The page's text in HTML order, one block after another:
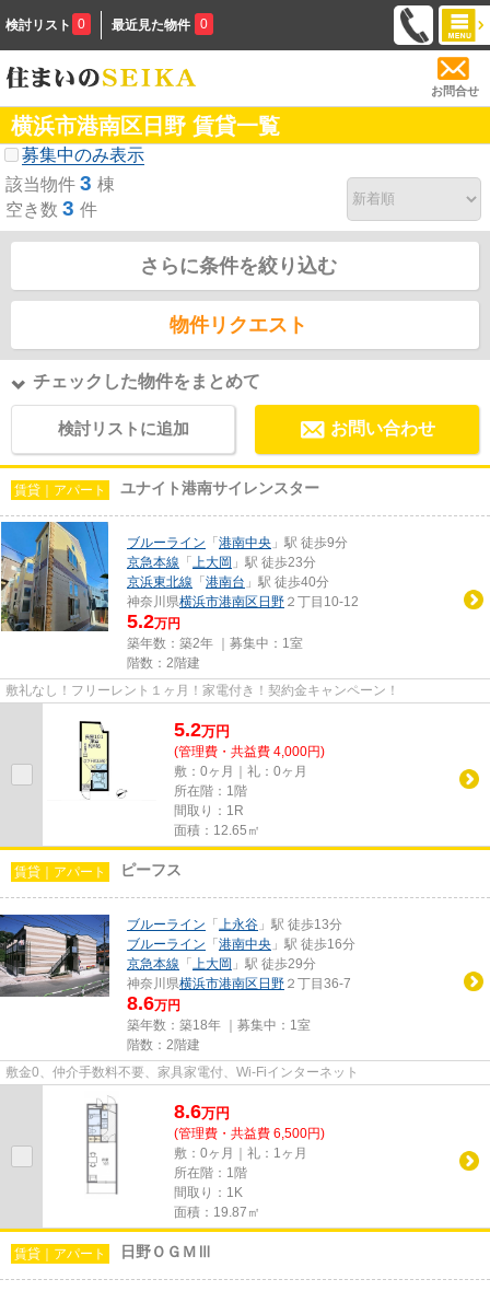
検討リスト 0 最近見た物件 0
お問合せ
横浜市港南区日野 賃貸一覧
募集中のみ表示
該当物件 3 棟
空き数 3 件
さらに条件を絞り込む
物件リクエスト
チェックした物件をまとめて
検討リストに追加 お問い合わせ
賃貸｜アパート ユナイト港南サイレンスター
ブルーライン 「 港南中央 」駅 徒歩9分
京急本線 「 上大岡 」駅 徒歩23分
京浜東北線 「 港南台 」駅 徒歩40分
神奈川県横浜市港南区 日野 ２丁目10-12
5.2万円
築年数：築2年 ｜募集中： 1室
階数：2階建
敷礼なし！フリーレント１ヶ月！家電付き！契約金キャンペーン！
5.2万円
(管理費・共益費 4,000円)
敷：0ヶ月｜礼：0ヶ月
所在階：1階
間取り：1R
面積：12.65㎡
賃貸｜アパート ピーフス
ブルーライン 「 上永谷 」駅 徒歩13分
ブルーライン 「 港南中央 」駅 徒歩16分
京急本線 「 上大岡 」駅 徒歩29分
神奈川県横浜市港南区 日野 ２丁目36-7
8.6万円
築年数：築18年 ｜募集中： 1室
階数：2階建
敷金0、仲介手数料不要、家具家電付、Wi-Fiインターネット
8.6万円
(管理費・共益費 6,500円)
敷：0ヶ月｜礼：1ヶ月
所在階：1階
間取り：1K
面積：19.87㎡
賃貸｜アパート 日野ＯＧＭⅢ